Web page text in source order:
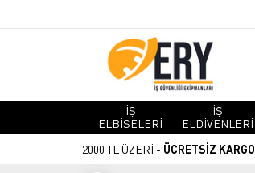
İŞ
ELBİSELERİ
İŞ
ELDİVENLERİ
2000 TL ÜZERİ - ÜCRETSİZ KARGO